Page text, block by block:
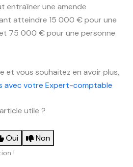
entraîner une amende
atteindre 15 000 € pour une
75 000 € pour une personne
et vous souhaitez en avoir plus,
avec votre Expert-comptable
utile ?
Oui Non
!